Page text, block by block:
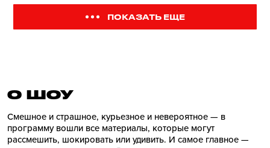
ПОКАЗАТЬ ЕЩЕ
О ШОУ
Смешное и страшное, курьезное и невероятное — в
программу вошли все материалы, которые могут
рассмешить, шокировать или удивить. И самое главное —